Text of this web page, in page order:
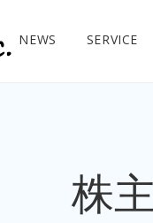
NEWS SERVICE
株